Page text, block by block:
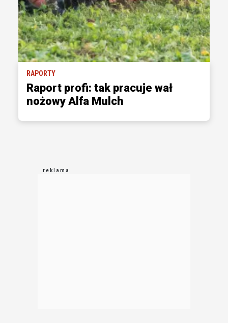
RAPORTY
Raport profi: tak pracuje wał
nożowy Alfa Mulch